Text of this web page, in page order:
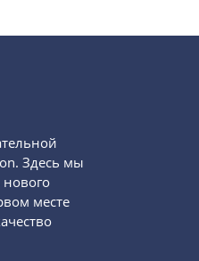
Здесь мы
нового
месте